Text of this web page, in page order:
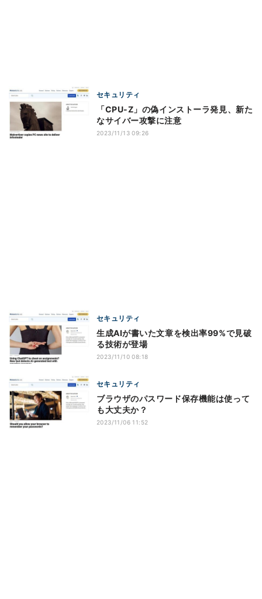
セキュリティ
「CPU-Z」の偽インストーラ発見、新た
なサイバー攻撃に注意
2023/11/13 09:26
セキュリティ
生成AIが書いた文章を検出率99%で見破
る技術が登場
2023/11/10 08:18
セキュリティ
ブラウザのパスワード保存機能は使って
も大丈夫か？
2023/11/06 11:52